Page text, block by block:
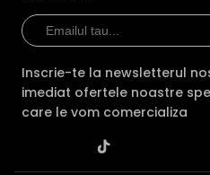
Inscrie-te la newsletterul
imediat ofertele noastre
care le vom comercializa